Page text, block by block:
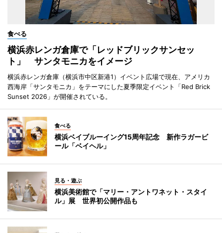
食べる
横浜赤レンガ倉庫で「レッドブリックサンセッ
ト」 サンタモニカをイメージ
横浜赤レンガ倉庫（横浜市中区新港1）イベント広場で現在、アメリカ
西海岸「サンタモニカ」をテーマにした夏季限定イベント「Red Brick
Sunset 2026」が開催されている。
食べる
横浜ベイブルーイング15周年記念 新作ラガービ
ール「ベイヘル」
見る・遊ぶ
横浜美術館で「マリー・アントワネット・スタイ
ル」展 世界初公開作品も